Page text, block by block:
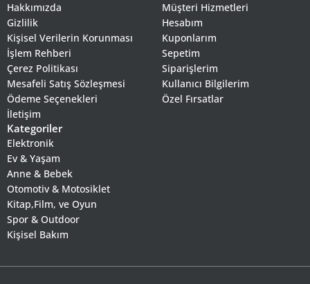
Hakkımızda
Gizlilik
Kişisel Verilerin Korunması
İşlem Rehberi
Çerez Politikası
Mesafeli Satış Sözleşmesi
Ödeme Seçenekleri
İletişim
Müşteri Hizmetleri
Hesabım
Kuponlarım
Sepetim
Siparişlerim
Kullanıcı Bilgilerim
Özel Fırsatlar
Kategoriler
Elektronik
Ev & Yaşam
Anne & Bebek
Otomotiv & Motosiklet
Kitap,Film, ve Oyun
Spor & Outdoor
Kişisel Bakım